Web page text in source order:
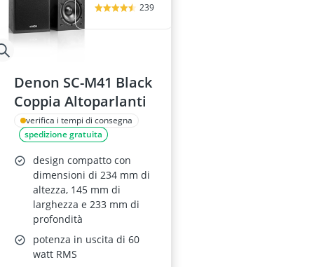
239
Denon SC-M41 Black
Coppia Altoparlanti
verifica i tempi di consegna
spedizione gratuita
design compatto con
dimensioni di 234 mm di
altezza, 145 mm di
larghezza e 233 mm di
profondità
potenza in uscita di 60
watt RMS